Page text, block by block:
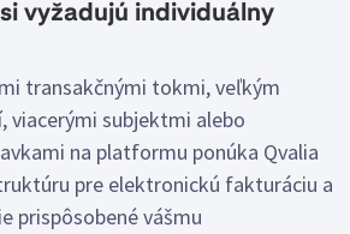
vyžadujú individuálny
transakčnými tokmi, veľkým
viacerými subjektmi alebo
na platformu ponúka Qvalia
pre elektronickú fakturáciu a
prispôsobené vášmu